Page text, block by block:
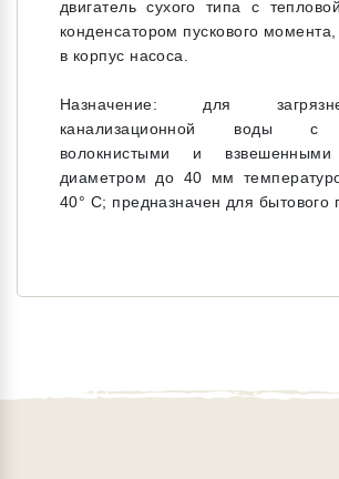
двигатель сухого типа с
конденсатором пускового момента,
в корпус насоса.
Назначение: для
канализационной воды с
волокнистыми и взвешенными
диаметром до 40 мм
40° С; предназначен для бытового